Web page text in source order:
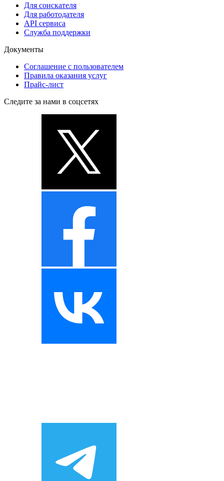
Для соискателя
Для работодателя
API сервиса
Служба поддержки
Документы
Соглашение с пользователем
Правила оказания услуг
Прайс-лист
Следите за нами в соцсетях